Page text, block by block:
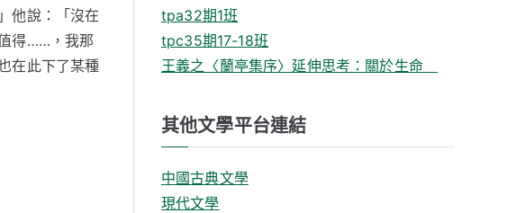
他說：「沒在
得……，我那
在此下了某種
tpa32期1班
tpc35期17-18班
王義之〈蘭亭集序〉延伸思考：關於生命
其他文學平台連結
中國古典文學
現代文學